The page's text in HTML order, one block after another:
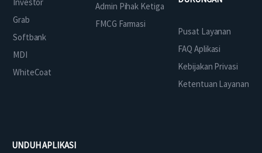
Grab
Softbank
MDI
WhiteCoat
Admin Pihak Ketiga
FMCG Farmasi
Pusat Layanan
FAQ Aplikasi
Kebijakan Privasi
Ketentuan Layanan
UNDUH APLIKASI